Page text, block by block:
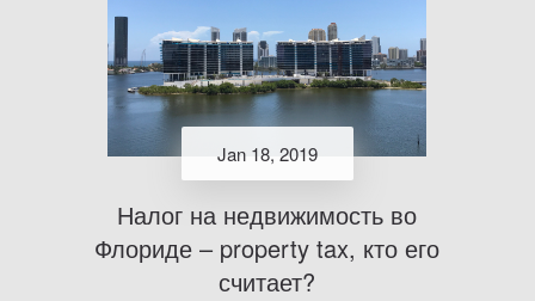
Jan 18, 2019
Налог на недвижимость во
Флориде – property tax, кто его
считает?